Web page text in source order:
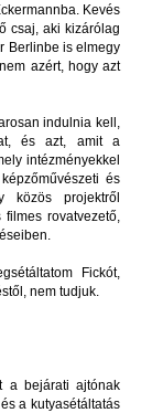
Kevés
csaj, aki kizárólag
Berlinbe is elmegy
azért, hogy azt
indulnia kell,
és azt, amit a
intézményekkel
és
közös projektről
rovatvezető,
Fickót,
nem tudjuk.
a bejárati ajtónak
a kutyasétáltatás